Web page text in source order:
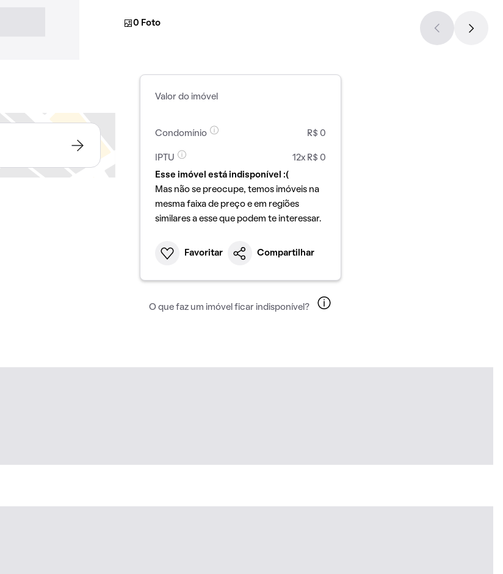
0 Foto
Valor do imóvel
Condomínio R$ 0
IPTU
12x R$ 0
Esse imóvel está indisponível :(
Mas não se preocupe, temos imóveis na
mesma faixa de preço e em regiões
similares a esse que podem te interessar.
Favoritar Compartilhar
O que faz um imóvel ficar indisponível?